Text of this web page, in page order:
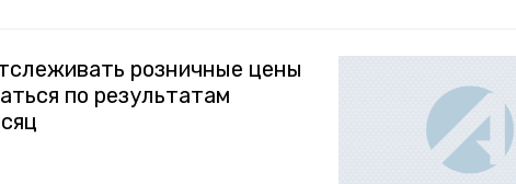
розничные цены
по результатам